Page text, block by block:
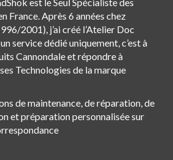
est le Seul Spécialiste des
France. Après 6 années chez
2001), j’ai créé l’Atelier Doc
service dédié uniquement, c’est à
Cannondale et répondre à
Technologies de la marque
de maintenance, de réparation, de
et préparation personnalisée sur